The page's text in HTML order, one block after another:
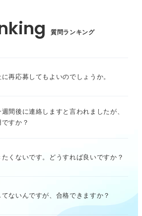
質問ランキング
再応募してもよいのでしょうか。
間後に連絡しますと言われましたが、
すか？
くないです。どうすれば良いですか？
ないんですが、合格できますか？